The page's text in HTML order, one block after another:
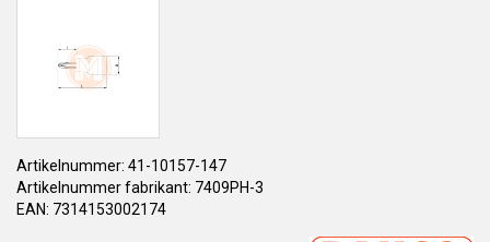
Artikelnummer: 41-10157-147
Artikelnummer fabrikant: 7409PH-3
EAN: 7314153002174